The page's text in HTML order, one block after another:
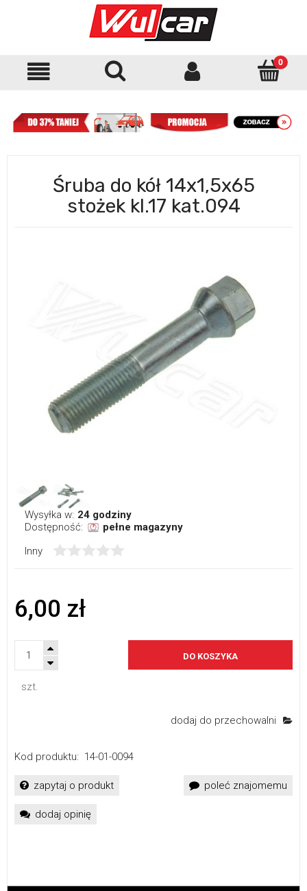
Śruba do kół 14x1,5x65
stożek kl.17 kat.094
Wysyłka w: 24 godziny
Dostępność:
pełne magazyny
Inny
6,00 zł
szt.
DO KOSZYKA
dodaj do przechowalni
Kod produktu: 14-01-0094
zapytaj o produkt poleć znajomemu
dodaj opinię